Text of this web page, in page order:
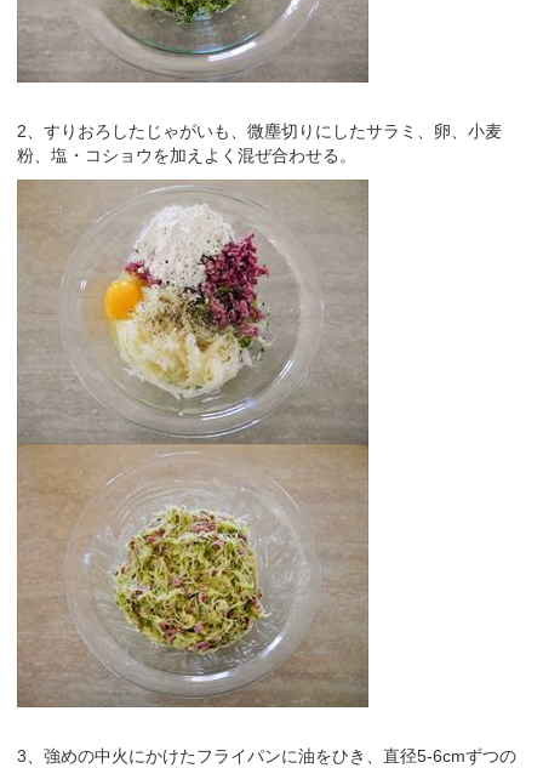
2、すりおろしたじゃがいも、微塵切りにしたサラミ、卵、小麦
粉、塩・コショウを加えよく混ぜ合わせる。
3、強めの中火にかけたフライパンに油をひき、直径5-6cmずつの